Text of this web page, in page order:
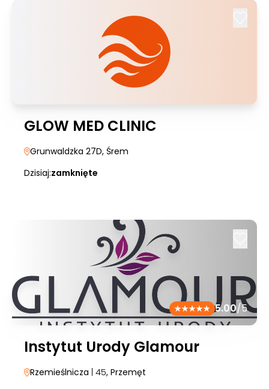
GLOW MED CLINIC
Grunwaldzka 27D, Śrem
Dzisiaj:zamknięte
5.00/5
Instytut Urody Glamour
Rzemieślnicza | 45, Przemęt